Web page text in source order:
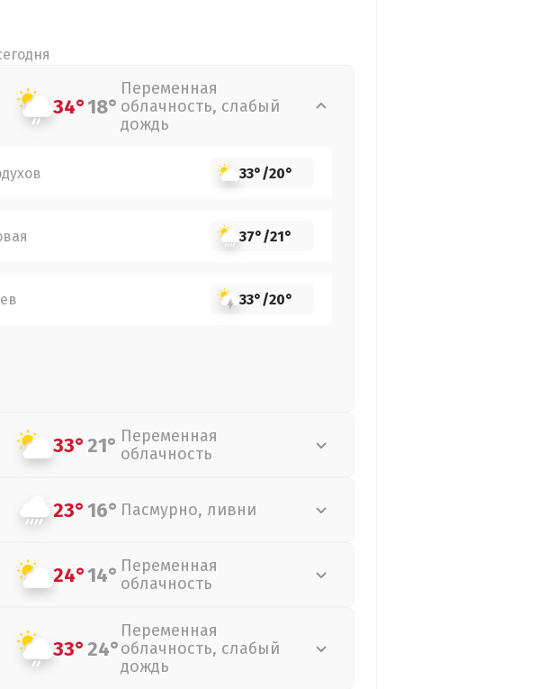
34°18°
Переменная
облачность, слабый
дождь
33°/20°
37°/21°
33°/20°
33°21° Переменная
облачность
23°16° Пасмурно, ливни
24°14° Переменная
облачность
33°24°
Переменная
облачность, слабый
дождь